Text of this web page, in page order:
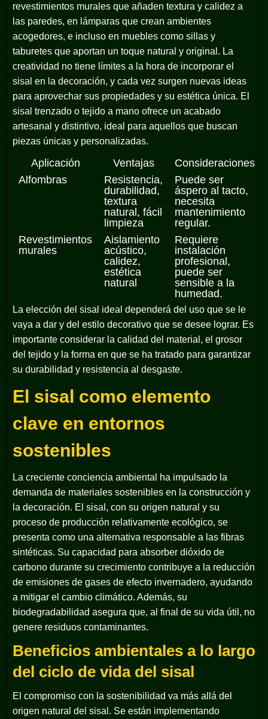
revestimientos murales que añaden textura y calidez a
las paredes, en lámparas que crean ambientes
acogedores, e incluso en muebles como sillas y
taburetes que aportan un toque natural y original. La
creatividad no tiene límites a la hora de incorporar el
sisal en la decoración, y cada vez surgen nuevas ideas
para aprovechar sus propiedades y su estética única. El
sisal trenzado o tejido a mano ofrece un acabado
artesanal y distintivo, ideal para aquellos que buscan
piezas únicas y personalizadas.
Aplicación Ventajas
Consideraciones
Alfombras
Resistencia,
durabilidad,
textura
natural, fácil
limpieza
Puede ser
áspero al tacto,
necesita
mantenimiento
regular.
Revestimientos
murales
Aislamiento
acústico,
calidez,
estética
natural
Requiere
instalación
profesional,
puede ser
sensible a la
humedad.
La elección del sisal ideal dependerá del uso que se le
vaya a dar y del estilo decorativo que se desee lograr. Es
importante considerar la calidad del material, el grosor
del tejido y la forma en que se ha tratado para garantizar
su durabilidad y resistencia al desgaste.
El sisal como elemento
clave en entornos
sostenibles
La creciente conciencia ambiental ha impulsado la
demanda de materiales sostenibles en la construcción y
la decoración. El sisal, con su origen natural y su
proceso de producción relativamente ecológico, se
presenta como una alternativa responsable a las fibras
sintéticas. Su capacidad para absorber dióxido de
carbono durante su crecimiento contribuye a la reducción
de emisiones de gases de efecto invernadero, ayudando
a mitigar el cambio climático. Además, su
biodegradabilidad asegura que, al final de su vida útil, no
genere residuos contaminantes.
Beneficios ambientales a lo largo
del ciclo de vida del sisal
El compromiso con la sostenibilidad va más allá del
origen natural del sisal. Se están implementando